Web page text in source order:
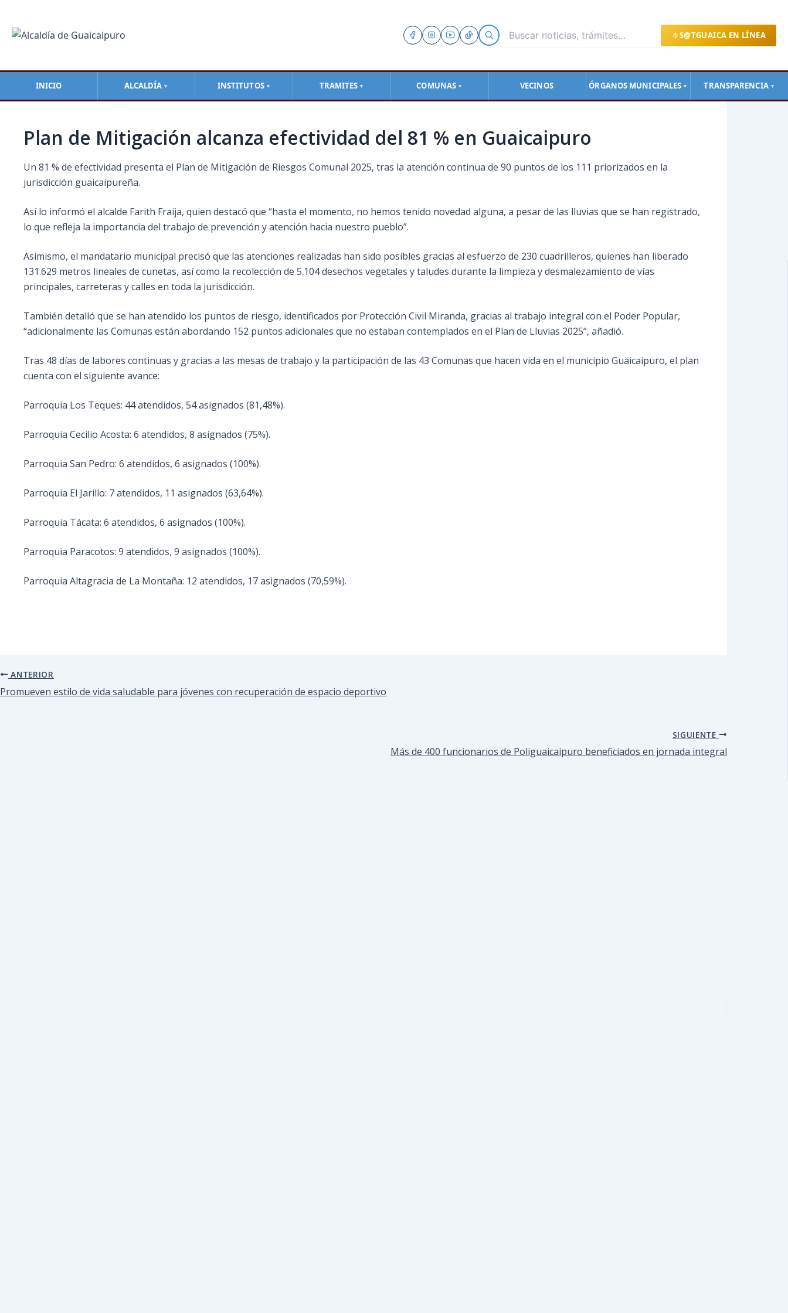
S@TGUAICA EN LÍNEA
INICIO ALCALDÍA ▼ INSTITUTOS ▼ TRAMITES ▼ COMUNAS ▼ VECINOS ÓRGANOS MUNICIPALES ▼ TRANSPARENCIA ▼
contenido
Plan de Mitigación alcanza efectividad del 81 % en Guaicaipuro
Un 81 % de efectividad presenta el Plan de Mitigación de Riesgos Comunal 2025, tras la atención continua de 90 puntos de los 111 priorizados en la
jurisdicción guaicaipureña.
Así lo informó el alcalde Farith Fraija, quien destacó que “hasta el momento, no hemos tenido novedad alguna, a pesar de las lluvias que se han registrado,
lo que refleja la importancia del trabajo de prevención y atención hacia nuestro pueblo”.
Asimismo, el mandatario municipal precisó que las atenciones realizadas han sido posibles gracias al esfuerzo de 230 cuadrilleros, quienes han liberado
131.629 metros lineales de cunetas, así como la recolección de 5.104 desechos vegetales y taludes durante la limpieza y desmalezamiento de vías
principales, carreteras y calles en toda la jurisdicción.
También detalló que se han atendido los puntos de riesgo, identificados por Protección Civil Miranda, gracias al trabajo integral con el Poder Popular,
“adicionalmente las Comunas están abordando 152 puntos adicionales que no estaban contemplados en el Plan de Lluvias 2025”, añadió.
Tras 48 días de labores continuas y gracias a las mesas de trabajo y la participación de las 43 Comunas que hacen vida en el municipio Guaicaipuro, el plan
cuenta con el siguiente avance:
Parroquia Los Teques: 44 atendidos, 54 asignados (81,48%).
Parroquia Cecilio Acosta: 6 atendidos, 8 asignados (75%).
Parroquia San Pedro: 6 atendidos, 6 asignados (100%).
Parroquia El Jarillo: 7 atendidos, 11 asignados (63,64%).
Parroquia Tácata: 6 atendidos, 6 asignados (100%).
Parroquia Paracotos: 9 atendidos, 9 asignados (100%).
Parroquia Altagracia de La Montaña: 12 atendidos, 17 asignados (70,59%).
entradas
ANTERIOR
Promueven estilo de vida saludable para jóvenes con recuperación de espacio deportivo
SIGUIENTE
Más de 400 funcionarios de Poliguaicaipuro beneficiados en jornada integral